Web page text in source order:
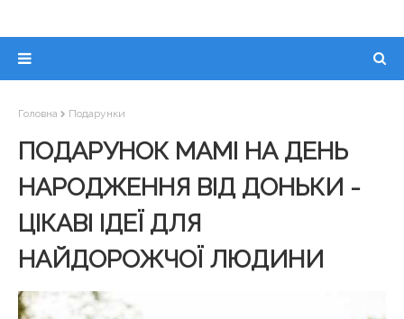
Головна Подарунки
ПОДАРУНОК МАМІ НА ДЕНЬ
НАРОДЖЕННЯ ВІД ДОНЬКИ -
ЦІКАВІ ІДЕЇ ДЛЯ
НАЙДОРОЖЧОЇ ЛЮДИНИ